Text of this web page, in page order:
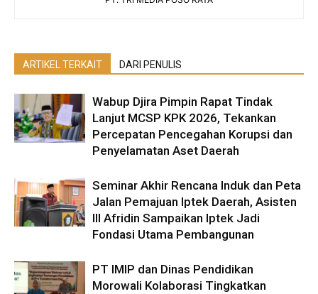
ARTIKEL TERKAIT DARI PENULIS
Wabup Djira Pimpin Rapat Tindak
Lanjut MCSP KPK 2026, Tekankan
Percepatan Pencegahan Korupsi dan
Penyelamatan Aset Daerah
Seminar Akhir Rencana Induk dan Peta
Jalan Pemajuan Iptek Daerah, Asisten
III Afridin Sampaikan Iptek Jadi
Fondasi Utama Pembangunan
PT IMIP dan Dinas Pendidikan
Morowali Kolaborasi Tingkatkan